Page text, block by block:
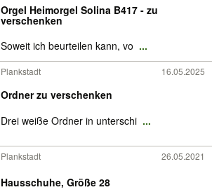
Orgel Heimorgel Solina B417 - zu
verschenken
Soweit ich beurteilen kann, vo ...
Plankstadt 16.05.2025
Ordner zu verschenken
Drei weiße Ordner in unterschi ...
Plankstadt 26.05.2021
Hausschuhe, Größe 28